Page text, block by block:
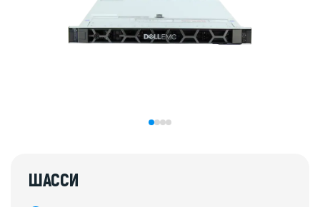
ШАССИ